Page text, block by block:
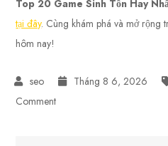
Top 20 Game Sinh Tồn Hay
tại đây. Cùng khám phá và mở rộng
hôm nay!
Tháng 8 6, 2026
Commenton